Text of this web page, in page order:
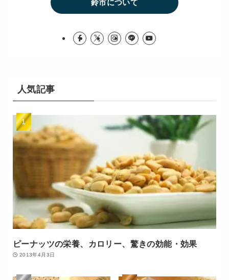
鈴市について
人気記事
ピーナッツの栄養、カロリー、驚きの効能・効果
2013年4月3日